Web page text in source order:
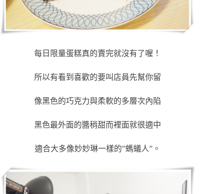
每日限量蛋糕真的賣完就沒有了喔！
所以有看到喜歡的要叫店員先幫你留
像黑色的巧克力與柔軟的多層次內陷
黑色最外面的醬稍甜而裡面就很適中
適合大多像妙妙琳一樣的”螞蟻人”。